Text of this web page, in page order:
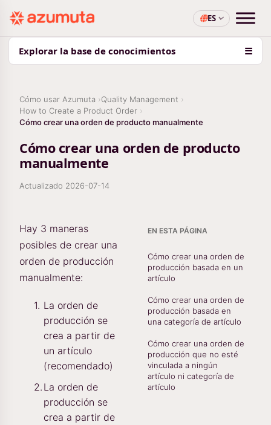
ES
Explorar la base de conocimientos ☰
Cómo usar Azumuta
Quality Management
How to Create a Product Order
Cómo crear una orden de producto manualmente
Cómo crear una orden de producto
manualmente
Actualizado 2026-07-14
Hay 3 maneras
posibles de crear una
orden de producción
manualmente:
La orden de
producción se
crea a partir de
un artículo
(recomendado)
La orden de
producción se
crea a partir de
EN ESTA PÁGINA
Cómo crear una orden de
producción basada en un
artículo
Cómo crear una orden de
producción basada en
una categoría de artículo
Cómo crear una orden de
producción que no esté
vinculada a ningún
artículo ni categoría de
artículo